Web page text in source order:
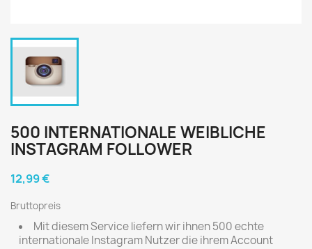
500 INTERNATIONALE WEIBLICHE
INSTAGRAM FOLLOWER
12,99 €
Bruttopreis
Mit diesem Service liefern wir ihnen 500 echte
internationale Instagram Nutzer die ihrem Account